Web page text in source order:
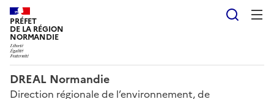
PRÉFET
DE LA RÉGION
NORMANDIE
DREAL Normandie
Direction régionale de l’environnement, de